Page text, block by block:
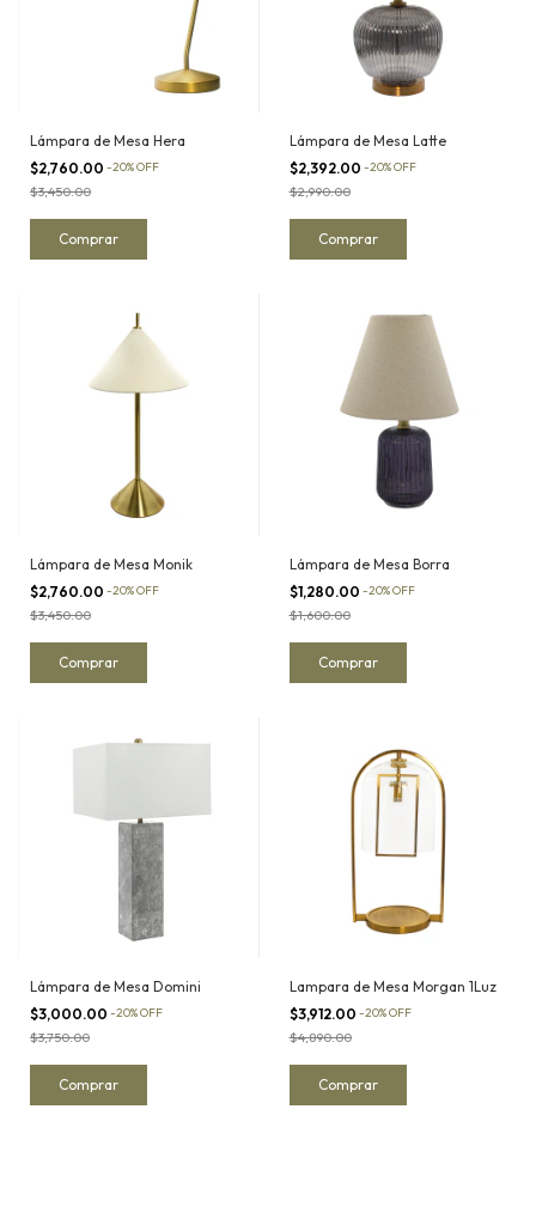
Lámpara de Mesa Hera
$2,760.00 -20%OFF
$3,450.00
Lámpara de Mesa Latte
$2,392.00 -20%OFF
$2,990.00
Lámpara de Mesa Monik
$2,760.00 -20%OFF
$3,450.00
Lámpara de Mesa Borra
$1,280.00 -20%OFF
$1,600.00
Lámpara de Mesa Domini
$3,000.00 -20%OFF
$3,750.00
Lampara de Mesa Morgan 1Luz
$3,912.00 -20%OFF
$4,890.00